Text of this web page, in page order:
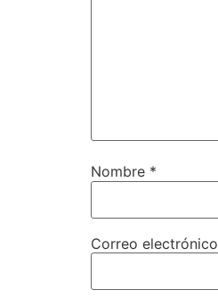
Nombre *
Correo electrónico